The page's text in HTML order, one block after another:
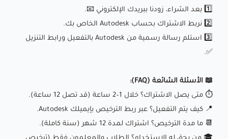
1️⃣ بعد الشراء، زودنا ببريدك الإلكتروني 📧.
2️⃣ نربط الاشتراك بحساب Autodesk الخاص بك.
3️⃣ استلم رسالة رسمية من Autodesk بالتفعيل ورابط التنزيل
✅.
📖 الأسئلة الشائعة (FAQ):
⏱️ متى يصل الاشتراك؟ خلال 1–2 ساعة (قد تصل 12 ساعة).
📍 كيف يتم التفعيل؟ عبر ربط الترخيص بإيميلك Autodesk.
📆 ما مدة الترخيص؟ اشتراك لمدة 12 شهر (سنة كاملة).